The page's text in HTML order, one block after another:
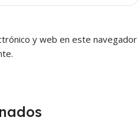
y web en este navegador